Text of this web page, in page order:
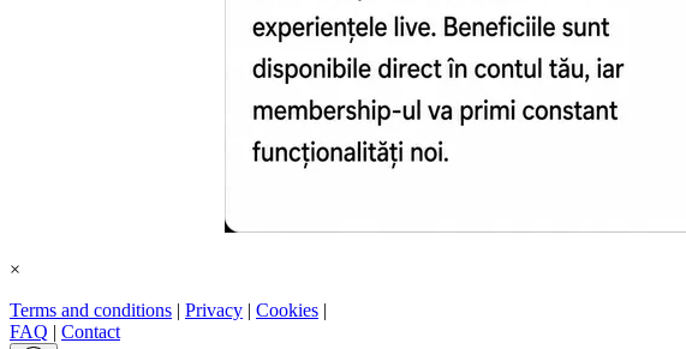
×
Terms and conditions | Privacy | Cookies |
FAQ | Contact